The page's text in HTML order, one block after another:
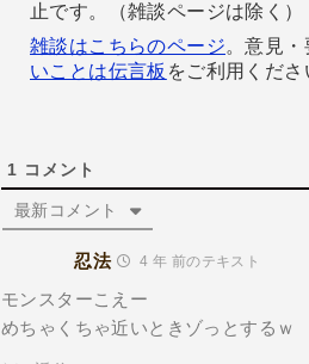
止です。（雑談ページは除く）
雑談はこちらのページ。意見
いことは伝言板 をご利用くださ
1 コメント
最新コメント
忍法 4 年 前のテキスト
モンスターこえー
めちゃくちゃ近いときゾっとするｗ